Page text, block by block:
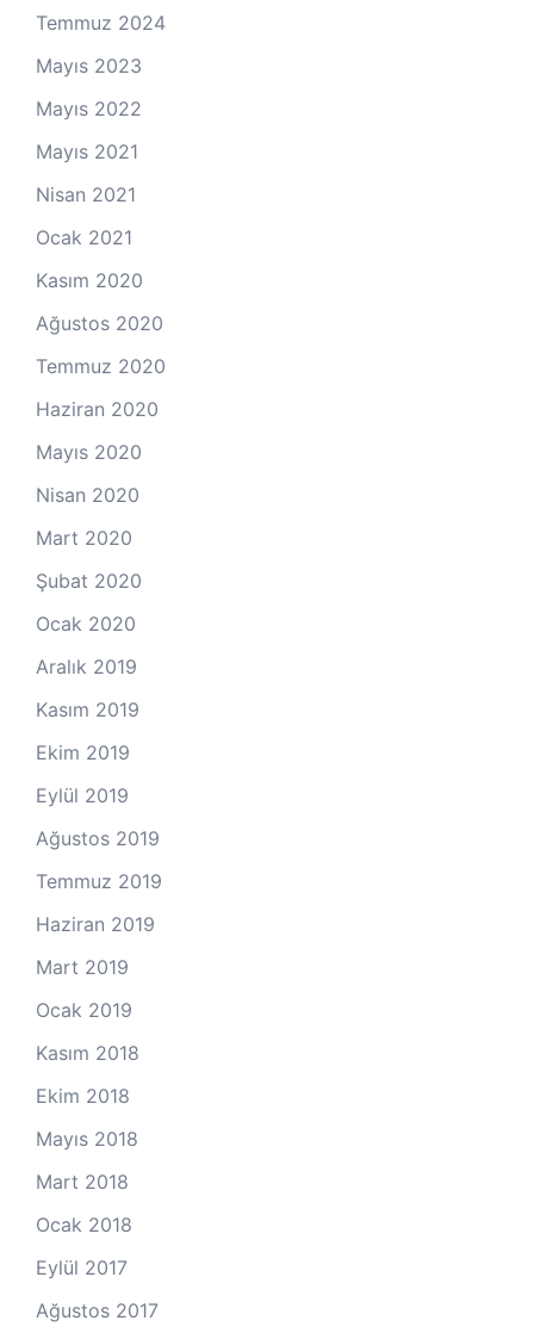
Temmuz 2024
Mayıs 2023
Mayıs 2022
Mayıs 2021
Nisan 2021
Ocak 2021
Kasım 2020
Ağustos 2020
Temmuz 2020
Haziran 2020
Mayıs 2020
Nisan 2020
Mart 2020
Şubat 2020
Ocak 2020
Aralık 2019
Kasım 2019
Ekim 2019
Eylül 2019
Ağustos 2019
Temmuz 2019
Haziran 2019
Mart 2019
Ocak 2019
Kasım 2018
Ekim 2018
Mayıs 2018
Mart 2018
Ocak 2018
Eylül 2017
Ağustos 2017